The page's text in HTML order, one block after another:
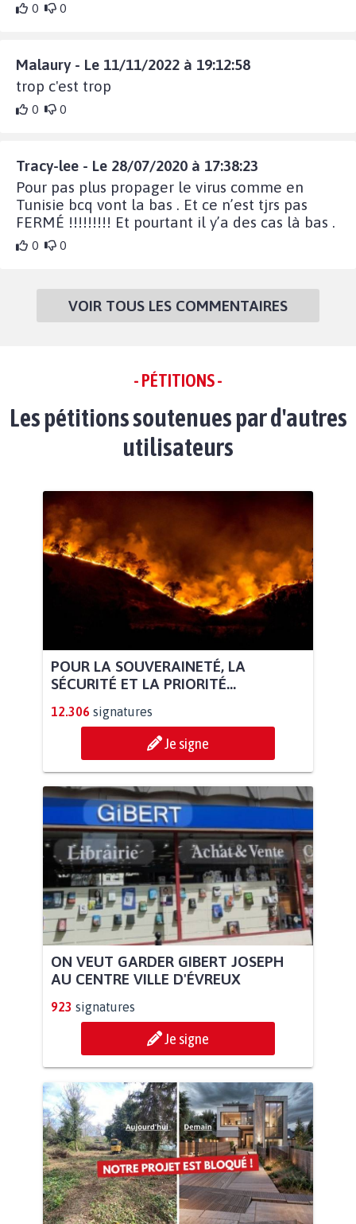
0 0
Malaury - Le 11/11/2022 à 19:12:58
trop c'est trop
0 0
Tracy-lee - Le 28/07/2020 à 17:38:23
Pour pas plus propager le virus comme en
Tunisie bcq vont la bas . Et ce n’est tjrs pas
FERMÉ !!!!!!!!! Et pourtant il y’a des cas là bas .
0 0
VOIR TOUS LES COMMENTAIRES
- PÉTITIONS -
Les pétitions soutenues par d'autres
utilisateurs
POUR LA SOUVERAINETÉ, LA
SÉCURITÉ ET LA PRIORITÉ...
12.306 signatures
Je signe
ON VEUT GARDER GIBERT JOSEPH
AU CENTRE VILLE D'ÉVREUX
923 signatures
Je signe